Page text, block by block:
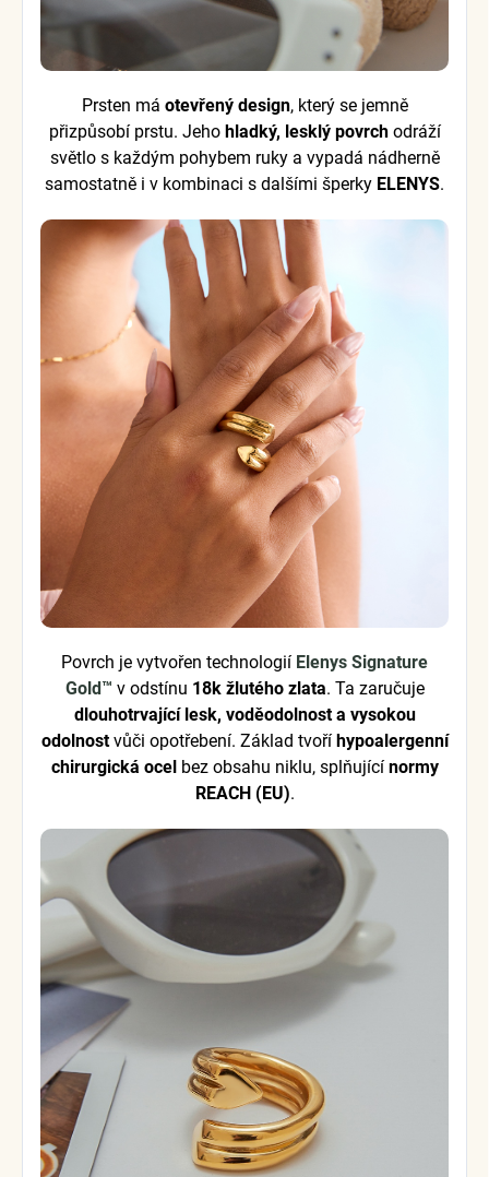
Prsten má otevřený design, který se jemně
přizpůsobí prstu. Jeho hladký, lesklý povrchodráží
světlo s každým pohybem ruky a vypadá nádherně
samostatně i v kombinaci s dalšími šperky ELENYS.
Povrch je vytvořen technologií Elenys Signature
Gold™ v odstínu 18k žlutého zlata. Ta zaručuje
dlouhotrvající lesk, voděodolnost a vysokou
odolnostvůči opotřebení. Základ tvoří hypoalergenní
chirurgická ocel bez obsahu niklu, splňující normy
REACH (EU).